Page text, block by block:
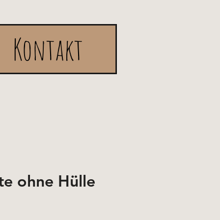
Kontakt
ohne Hülle